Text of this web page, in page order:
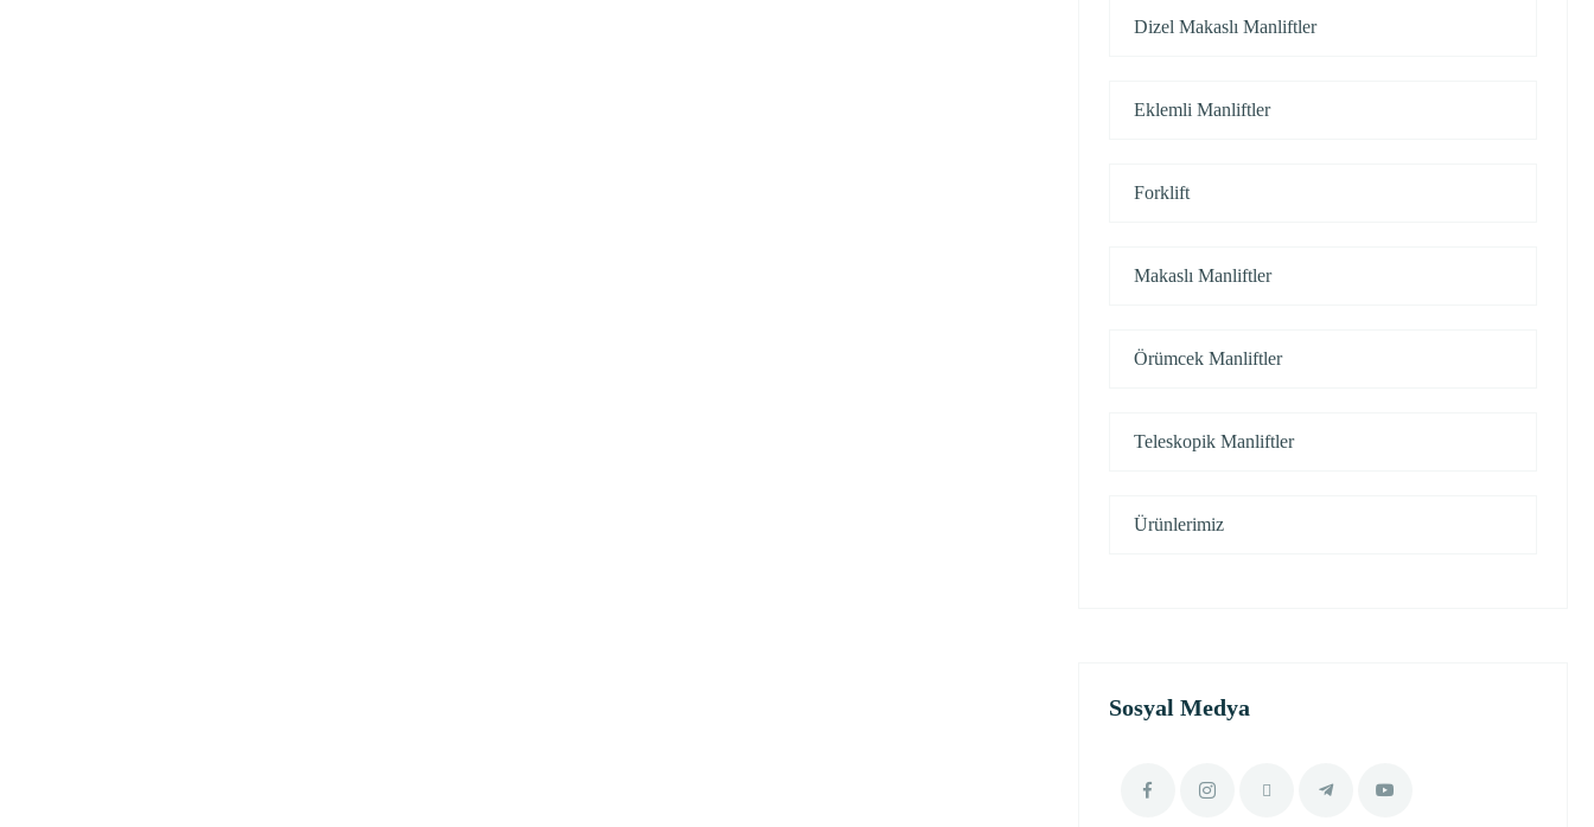
Dizel Makaslı Manliftler
Eklemli Manliftler
Forklift
Makaslı Manliftler
Örümcek Manliftler
Teleskopik Manliftler
Ürünlerimiz
Sosyal Medya